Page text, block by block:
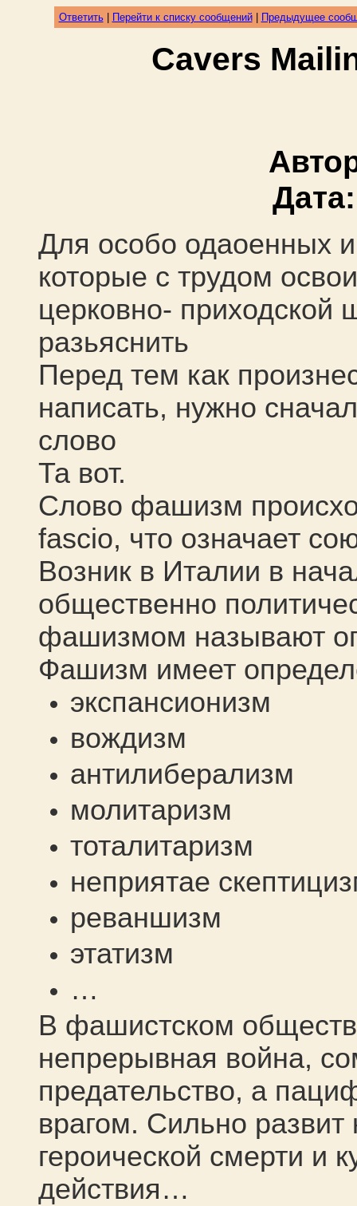
Ответить| Перейти к списку сообщений| Предыдущее
Cavers
Для особо одаоенных
которые с трудом
церковно-
разьяснить
Перед тем как
написать, нужно
слово
Та вот.
Слово фашизм
fascio, что означает
Возник в Италии в
общественно
фашизмом называют
Фашизм имеет
экспансионизм
вождизм
антилиберализм
молитаризм
тоталитаризм
неприятае
реваншизм
этатизм
…
В фашистском
непрерывная война,
предательство, а
врагом. Сильно развит
героической смерти и
действия…